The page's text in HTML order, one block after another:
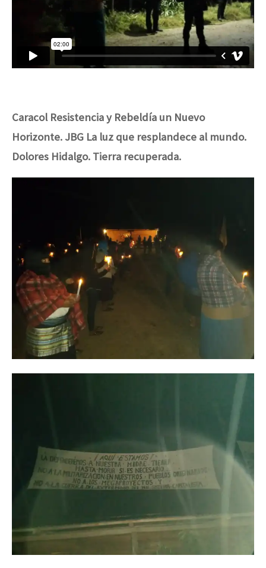
Caracol Resistencia y Rebeldía un Nuevo
Horizonte. JBG La luz que resplandece al mundo.
Dolores Hidalgo. Tierra recuperada.